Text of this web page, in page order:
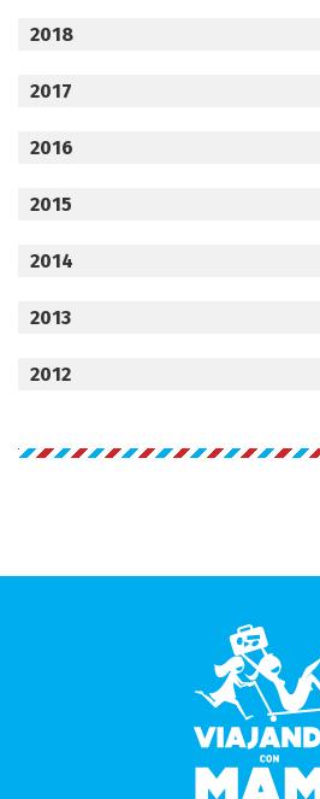
2018
2017
2016
2015
2014
2013
2012